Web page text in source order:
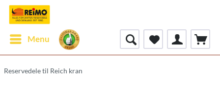
Menu
Reservedele til Reich kran